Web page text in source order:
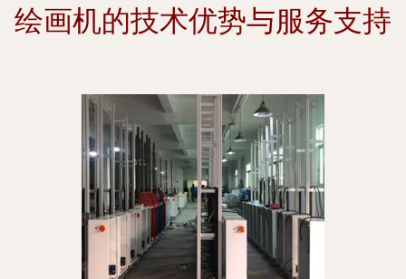
绘画机的技术优势与服务支持